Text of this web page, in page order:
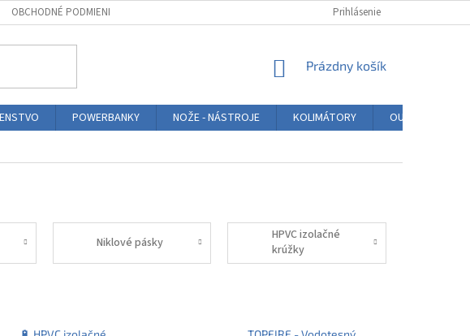
OBCHODNÉ PODMIENKY PODMIENKY OCHRANY OSOBNÝCH ÚDAJOV BLOG
Prihlásenie
NÁKUPNÝ
Prázdny košík
POWERBANKY NOŽE - NÁSTROJE KOLIMÁTORY
OUTDOOR
Niklové pásky
HPVC izolačné
krúžky